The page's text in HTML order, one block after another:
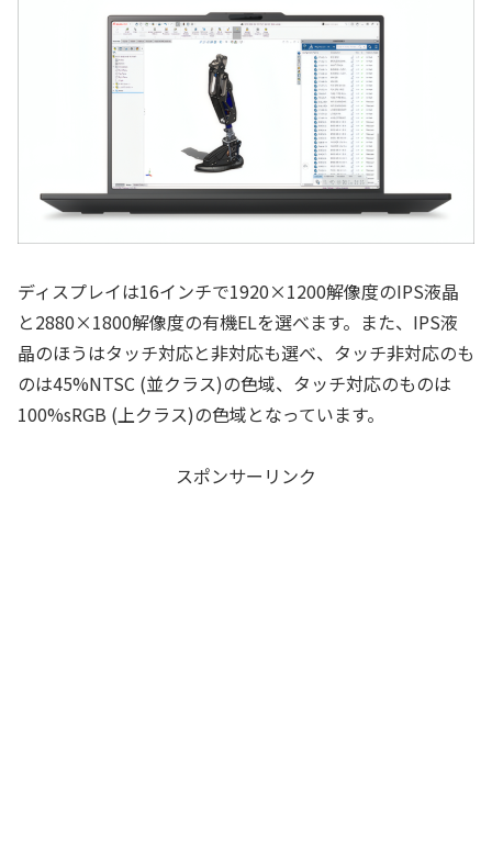
ディスプレイは16インチで1920×1200解像度のIPS液晶
と2880×1800解像度の有機ELを選べます。また、IPS液
晶のほうはタッチ対応と非対応も選べ、タッチ非対応のも
のは45%NTSC (並クラス)の色域、タッチ対応のものは
100%sRGB (上クラス)の色域となっています。
スポンサーリンク